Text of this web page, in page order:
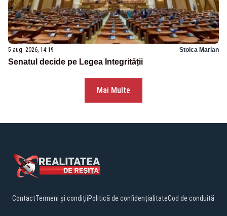
5 aug. 2026, 14:19 Stoica Marian
Senatul decide pe Legea Integrității
Mai Multe
ContactTermeni și condițiiPolitică de confidențialitateCod de conduită